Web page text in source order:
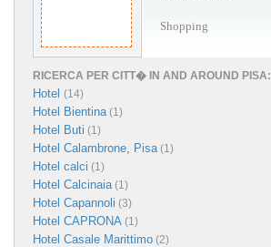
Shopping
RICERCA PER CITT� IN AND AROUND PISA:
Hotel (14)
Hotel Bientina (1)
Hotel Buti (1)
Hotel Calambrone, Pisa (1)
Hotel calci (1)
Hotel Calcinaia (1)
Hotel Capannoli (3)
Hotel CAPRONA (1)
Hotel Casale Marittimo (2)